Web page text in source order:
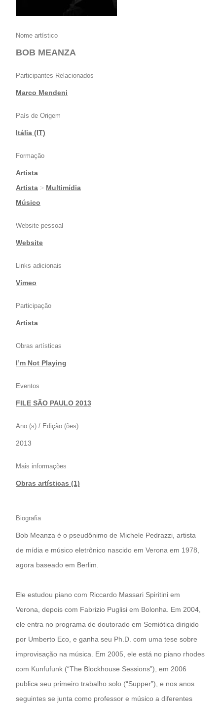
Nome artístico
BOB MEANZA
Participantes Relacionados
Marco Mendeni
País de Origem
Itália (IT)
Formação
Artista
|Artista > Multimídia
|Músico
Website pessoal
Website
Links adicionais
Vimeo
Participação
Artista
Obras artísticas
I’m Not Playing
Eventos
FILE SÃO PAULO 2013
Ano (s) / Edição (ões)
2013
Mais informações
Obras artísticas (1)
Biografia
Bob Meanza é o pseudônimo de Michele Pedrazzi, artista
de mídia e músico eletrônico nascido em Verona em 1978,
agora baseado em Berlim.
Ele estudou piano com Riccardo Massari Spiritini em
Verona, depois com Fabrizio Puglisi em Bolonha. Em 2004,
ele entra no programa de doutorado em Semiótica dirigido
por Umberto Eco, e ganha seu Ph.D. com uma tese sobre
improvisação na música. Em 2005, ele está no piano rhodes
com Kunfufunk (“The Blockhouse Sessions”), em 2006
publica seu primeiro trabalho solo (“Supper”), e nos anos
seguintes se junta como professor e músico a diferentes